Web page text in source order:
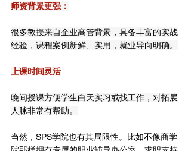
师资背景更强：
很多教授来自企业高管背景，具备丰富的实战
经验，课程案例新鲜、实用，就业导向明确。
上课时间灵活
晚间授课方便学生白天实习或找工作，对拓展
人脉非常有帮助。
当然，SPS学院也有其局限性。比如不像商学